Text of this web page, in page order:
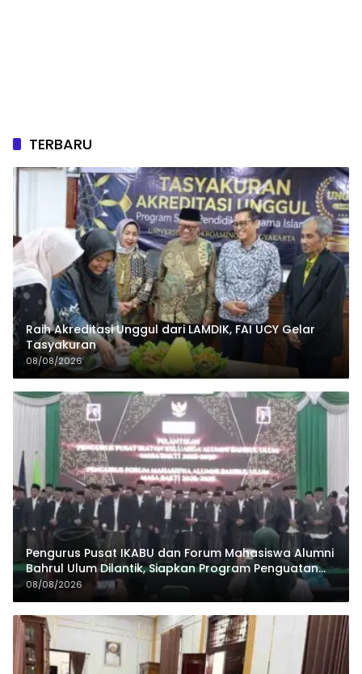
TERBARU
Raih Akreditasi Unggul dari LAMDIK, FAI UCY Gelar
Tasyakuran
08/08/2026
Pengurus Pusat IKABU dan Forum Mahasiswa Alumni
Bahrul Ulum Dilantik, Siapkan Program Penguatan
Organisasi dan Ekonomi
08/08/2026